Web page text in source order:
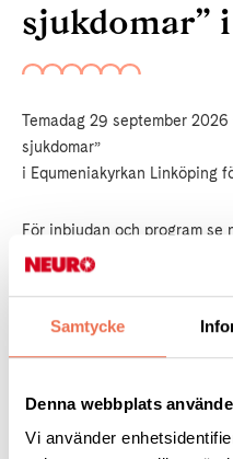
Samtycke
Denna webbplats
Vi använder
sjukdomar”
Temadag 29 september
sjukdomar”
i Equmeniakyrkan Linköping
För inbjudan och program se